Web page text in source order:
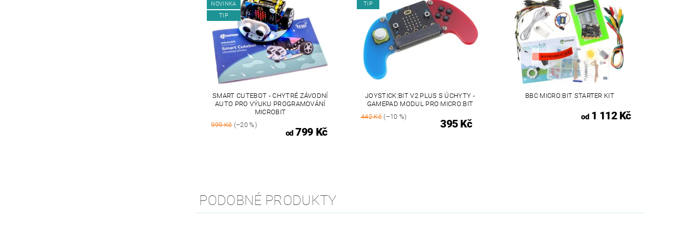
NOVINKA
TIP
SMART CUTEBOT - CHYTRÉ ZÁVODNÍ
AUTO PRO VÝUKU PROGRAMOVÁNÍ
MICROBIT
999 Kč(–20 %)
od799 Kč
TIP
JOYSTICK:BIT V2 PLUS S ÚCHYTY -
GAMEPAD MODUL PRO MICRO:BIT
442 Kč(–10 %)
395 Kč
BBC MICRO:BIT STARTER KIT
od1 112 Kč
PODOBNÉ PRODUKTY